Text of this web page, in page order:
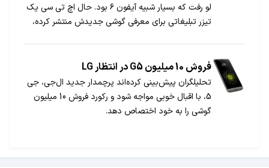
لو رفت که بسیار شبیه آیفون ۶ بود. حال اچ تی سی یک
تیزر تبلیغاتی برای معرفی گوشی جدیدش منتشر کرده،
فروش 10 میلیون G5 در انتظار LG
تحلیلگران پیش‌بینی کرده‌اند پرچمدار جدید ال‌جی، جی
5، با اقبال خوبی مواجه شود و رکورد فروش 10 میلیون
گوشی را به خود اختصاص دهد.